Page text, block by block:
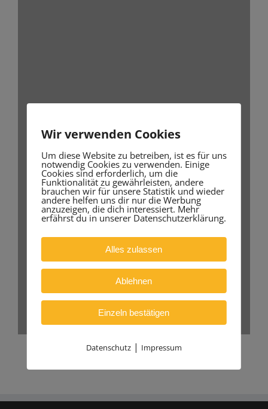
Wir verwenden Cookies
Um diese Website zu betreiben, ist es für uns
notwendig Cookies zu verwenden. Einige
Cookies sind erforderlich, um die
Funktionalität zu gewährleisten, andere
brauchen wir für unsere Statistik und wieder
andere helfen uns dir nur die Werbung
anzuzeigen, die dich interessiert. Mehr
erfährst du in unserer Datenschutzerklärung.
Alles zulassen
Ablehnen
Einzeln bestätigen
Datenschutz| Impressum